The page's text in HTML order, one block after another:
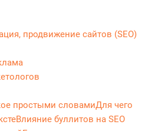
продвижение сайтов (SEO)
простыми словамиДля чего
Влияние буллитов на SEO